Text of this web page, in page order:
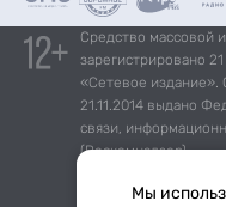
Средство массовой
зарегистрировано
«Сетевое
21.11.2014 выдано
связи,
(Роскомнадзор).
*Mediascope,
Мы